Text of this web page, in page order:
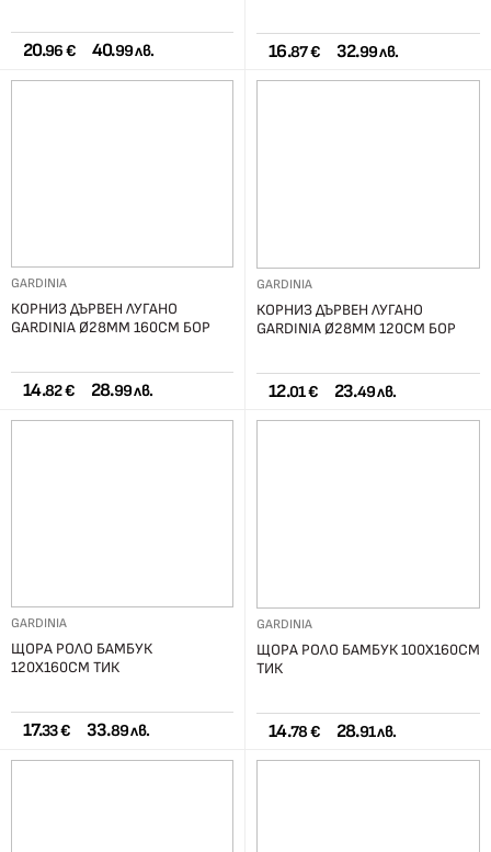
20.96 € 40.99 лв. 16.87 € 32.99 лв.
GARDINIA
КОРНИЗ ДЪРВЕН ЛУГАНО
GARDINIA Ø28ММ 160СМ БОР
14.82 € 28.99 лв.
GARDINIA
КОРНИЗ ДЪРВЕН ЛУГАНО
GARDINIA Ø28ММ 120СМ БОР
12.01 € 23.49 лв.
GARDINIA
ЩОРА РОЛО БАМБУК
120X160СМ ТИК
17.33 € 33.89 лв.
GARDINIA
ЩОРА РОЛО БАМБУК 100X160СМ
ТИК
14.78 € 28.91 лв.